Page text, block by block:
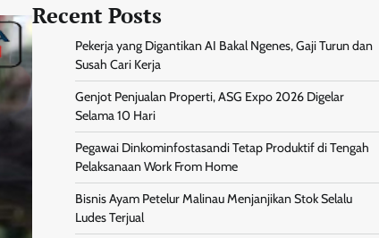
Recent Posts
Pekerja yang Digantikan AI Bakal Ngenes, Gaji Turun dan
Susah Cari Kerja
Genjot Penjualan Properti, ASG Expo 2026 Digelar
Selama 10 Hari
Pegawai Dinkominfostasandi Tetap Produktif di Tengah
Pelaksanaan Work From Home
Bisnis Ayam Petelur Malinau Menjanjikan Stok Selalu
Ludes Terjual